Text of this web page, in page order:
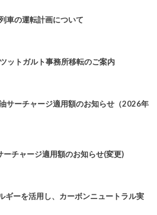
車の運転計画について
ットガルト事務所移転のご案内
サーチャージ適用額のお知らせ（2026年
チャージ適用額のお知らせ(変更)
ギーを活用し、カーボンニュートラル実